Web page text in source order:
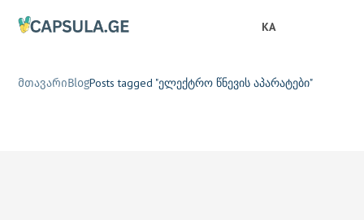
KA
მთავარიBlogPosts tagged "ელექტრო წნევის აპარატები"